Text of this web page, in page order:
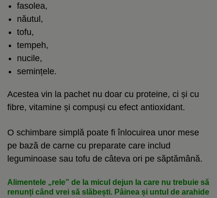
fasolea,
năutul,
tofu,
tempeh,
nucile,
semințele.
Acestea vin la pachet nu doar cu proteine, ci și cu
fibre, vitamine și compuși cu efect antioxidant.
O schimbare simplă poate fi înlocuirea unor mese
pe bază de carne cu preparate care includ
leguminoase sau tofu de câteva ori pe săptămână.
Alimentele „rele” de la micul dejun la care nu trebuie să
renunți când vrei să slăbești. Pâinea și untul de arahide